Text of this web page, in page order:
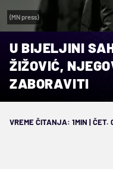
(MN press)
U BIJELJINI
ŽIŽOVIĆ,
ZABORAVITI
VREME ČITANJA: 1MIN | ČET.